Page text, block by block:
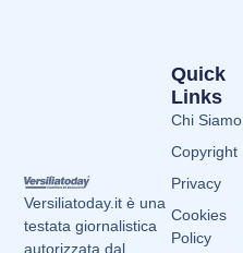
Versiliatoday.it è una
testata giornalistica
autorizzata dal
Quick
Links
Chi Siamo
Copyright
Privacy
Cookies
Policy